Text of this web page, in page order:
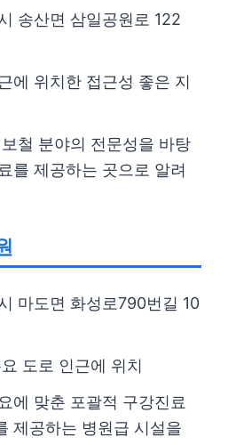
송산면 삼일공원로 122
에 위치한 접근성 좋은 지
철 분야의 전문성을 바탕
를 제공하는 곳으로 알려
마도면 화성로790번길 10
도로 인근에 위치
에 맞춘 포괄적 구강진료
제공하는 병원급 시설을